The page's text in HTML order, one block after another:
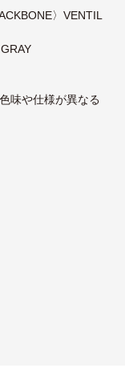
〉VENTIL
味や仕様が異なる